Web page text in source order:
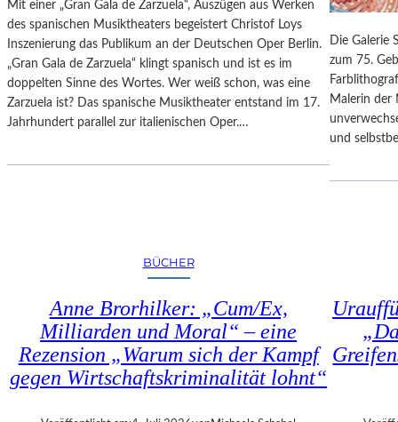
K
–
A
U
S
B
L
Z
A
R
T
N
–
A
U
S
S
D
O
U
Mit einer „Gran Gala de Zarzuela“, Auszügen aus Werken
des spanischen Musiktheaters begeistert Christof Loys
Inszenierung das Publikum an der Deutschen Oper Berlin.
„Gran Gala de Zarzuela“ klingt spanisch und ist es im
doppelten Sinne des Wortes. Wer weiß schon, was eine
Zarzuela ist? Das spanische Musiktheater entstand im 17.
Jahrhundert parallel zur italienischen Oper.…
Die Galerie
zum 75.
Malerin der
und
BÜCHER
Anne Brorhilker: „Cum/Ex,
Milliarden und Moral“ – eine
Rezension „Warum sich der Kampf
gegen Wirtschaftskriminalität lohnt“